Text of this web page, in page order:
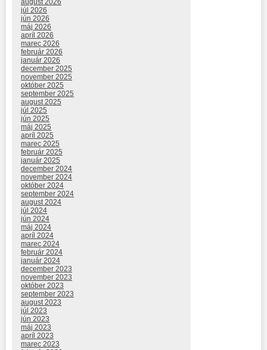
august 2026
júl 2026
jún 2026
máj 2026
apríl 2026
marec 2026
február 2026
január 2026
december 2025
november 2025
október 2025
september 2025
august 2025
júl 2025
jún 2025
máj 2025
apríl 2025
marec 2025
február 2025
január 2025
december 2024
november 2024
október 2024
september 2024
august 2024
júl 2024
jún 2024
máj 2024
apríl 2024
marec 2024
február 2024
január 2024
december 2023
november 2023
október 2023
september 2023
august 2023
júl 2023
jún 2023
máj 2023
apríl 2023
marec 2023